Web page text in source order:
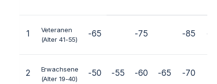
1
Veteranen
(Alter 41-55)
-65 -75 -85
2
Erwachsene
(Alter 19-40)
-50 -55 -60 -65 -70